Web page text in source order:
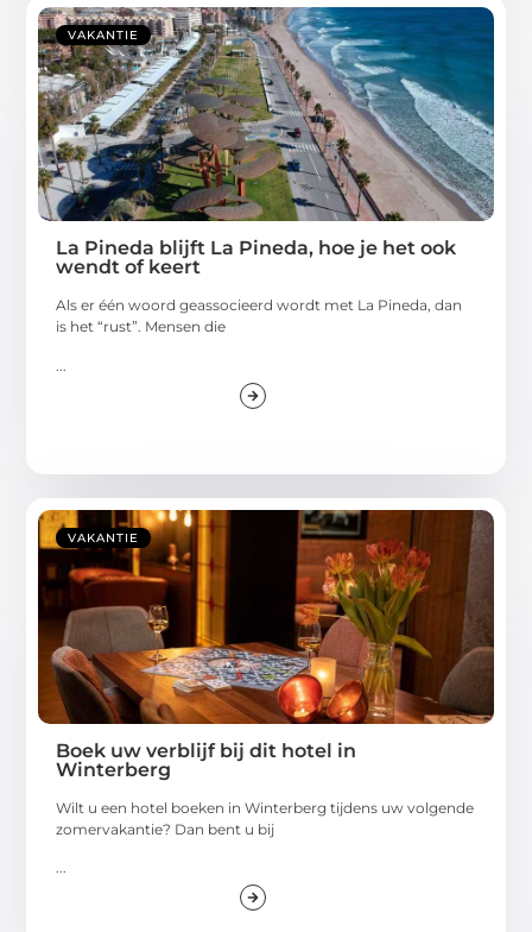
VAKANTIE
La Pineda blijft La Pineda, hoe je het ook
wendt of keert
Als er één woord geassocieerd wordt met La Pineda, dan
is het “rust”. Mensen die
VAKANTIE
Boek uw verblijf bij dit hotel in
Winterberg
Wilt u een hotel boeken in Winterberg tijdens uw volgende
zomervakantie? Dan bent u bij